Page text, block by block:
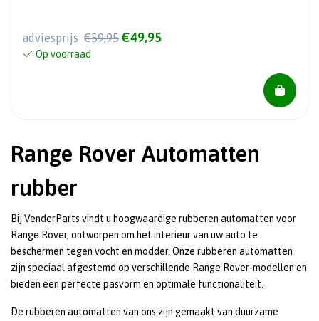
adviesprijs €59,95 €49,95
Op voorraad
Range Rover Automatten
rubber
Bij VenderParts vindt u hoogwaardige rubberen automatten voor
Range Rover, ontworpen om het interieur van uw auto te
beschermen tegen vocht en modder. Onze rubberen automatten
zijn speciaal afgestemd op verschillende Range Rover-modellen en
bieden een perfecte pasvorm en optimale functionaliteit.
De rubberen automatten van ons zijn gemaakt van duurzame